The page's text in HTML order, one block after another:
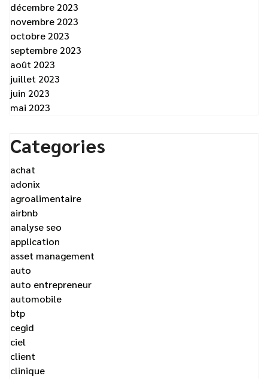
décembre 2023
novembre 2023
octobre 2023
septembre 2023
août 2023
juillet 2023
juin 2023
mai 2023
Categories
achat
adonix
agroalimentaire
airbnb
analyse seo
application
asset management
auto
auto entrepreneur
automobile
btp
cegid
ciel
client
clinique